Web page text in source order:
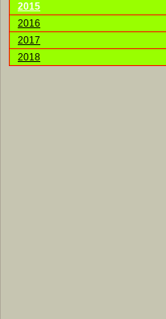
2015
2016
2017
2018